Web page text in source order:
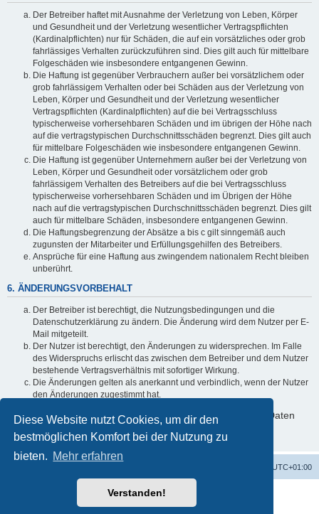
Diese Website nutzt Cookies, um dir den
bestmöglichen Komfort bei der Nutzung zu
bieten. Mehr erfahren
Verstanden!
d
e
o
Der Betreiber haftet mit Ausnahme der Verletzung von Leben, Körper
und Gesundheit und der Verletzung wesentlicher Vertragspflichten
(Kardinalpflichten) nur für Schäden, die auf ein vorsätzliches oder grob
fahrlässiges Verhalten zurückzuführen sind. Dies gilt auch für mittelbare
Folgeschäden wie insbesondere entgangenen Gewinn.
Die Haftung ist gegenüber Verbrauchern außer bei vorsätzlichem oder
grob fahrlässigem Verhalten oder bei Schäden aus der Verletzung von
Leben, Körper und Gesundheit und der Verletzung wesentlicher
Vertragspflichten (Kardinalpflichten) auf die bei Vertragsschluss
typischerweise vorhersehbaren Schäden und im übrigen der Höhe nach
auf die vertragstypischen Durchschnittsschäden begrenzt. Dies gilt auch
für mittelbare Folgeschäden wie insbesondere entgangenen Gewinn.
Die Haftung ist gegenüber Unternehmern außer bei der Verletzung von
Leben, Körper und Gesundheit oder vorsätzlichem oder grob
fahrlässigem Verhalten des Betreibers auf die bei Vertragsschluss
typischerweise vorhersehbaren Schäden und im Übrigen der Höhe
nach auf die vertragstypischen Durchschnittsschäden begrenzt. Dies gilt
auch für mittelbare Schäden, insbesondere entgangenen Gewinn.
Die Haftungsbegrenzung der Absätze a bis c gilt sinngemäß auch
zugunsten der Mitarbeiter und Erfüllungsgehilfen des Betreibers.
Ansprüche für eine Haftung aus zwingendem nationalem Recht bleiben
unberührt.
6. ÄNDERUNGSVORBEHALT
Der Betreiber ist berechtigt, die Nutzungsbedingungen und die
Datenschutzerklärung zu ändern. Die Änderung wird dem Nutzer per E-
Mail mitgeteilt.
Der Nutzer ist berechtigt, den Änderungen zu widersprechen. Im Falle
des Widerspruchs erlischt das zwischen dem Betreiber und dem Nutzer
bestehende Vertragsverhältnis mit sofortiger Wirkung.
Die Änderungen gelten als anerkannt und verbindlich, wenn der Nutzer
den Änderungen zugestimmt hat.
Informationen über den Umgang mit deinen persönlichen Daten
sind in der Datenschutzerklärung enthalten.
UTC+01:00
Powered byphpBB® Forum Software © phpBB Limited
phpBB.de